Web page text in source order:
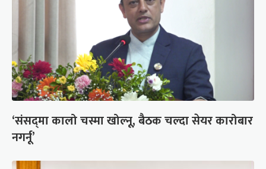
‘संसद्‍मा कालो चस्मा खोल्नू, बैठक चल्दा सेयर कारोबार
नगर्नू’